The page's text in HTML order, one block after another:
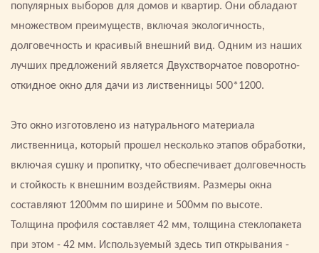
популярных выборов для домов и квартир. Они обладают
множеством преимуществ, включая экологичность,
долговечность и красивый внешний вид. Одним из наших
лучших предложений является Двухстворчатое поворотно-
откидное окно для дачи из лиственницы 500*1200.
Это окно изготовлено из натурального материала
лиственница, который прошел несколько этапов обработки,
включая сушку и пропитку, что обеспечивает долговечность
и стойкость к внешним воздействиям. Размеры окна
составляют 1200мм по ширине и 500мм по высоте.
Толщина профиля составляет 42 мм, толщина стеклопакета
при этом - 42 мм. Используемый здесь тип открывания -